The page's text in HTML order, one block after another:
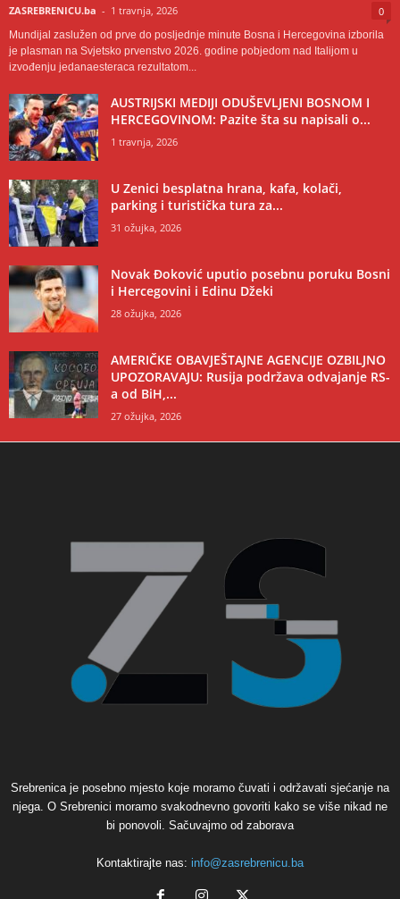
ZASREBRENICU.ba - 1 travnja, 2026 0
Mundijal zaslužen od prve do posljednje minute Bosna i Hercegovina izborila
je plasman na Svjetsko prvenstvo 2026. godine pobjedom nad Italijom u
izvođenju jedanaesteraca rezultatom...
AUSTRIJSKI MEDIJI ODUŠEVLJENI BOSNOM I
HERCEGOVINOM: Pazite šta su napisali o...
1 travnja, 2026
U Zenici besplatna hrana, kafa, kolači,
parking i turistička tura za...
31 ožujka, 2026
Novak Đoković uputio posebnu poruku Bosni
i Hercegovini i Edinu Džeki
28 ožujka, 2026
AMERIČKE OBAVJEŠTAJNE AGENCIJE OZBILJNO
UPOZORAVAJU: Rusija podržava odvajanje RS-
a od BiH,...
27 ožujka, 2026
Srebrenica je posebno mjesto koje moramo čuvati i održavati sjećanje na
njega. O Srebrenici moramo svakodnevno govoriti kako se više nikad ne
bi ponovoli. Sačuvajmo od zaborava
Kontaktirajte nas: info@zasrebrenicu.ba